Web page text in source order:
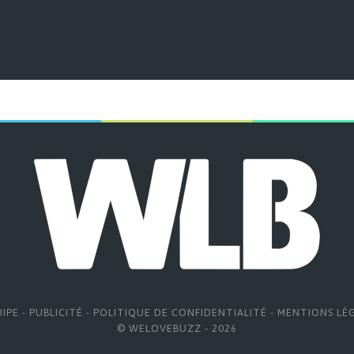
- PUBLICITÉ - POLITIQUE DE CONFIDENTIALITÉ - MENTIONS
© WELOVEBUZZ - 2026